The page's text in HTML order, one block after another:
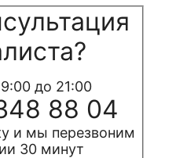
до 21:00
88 04
и мы перезвоним
30 минут